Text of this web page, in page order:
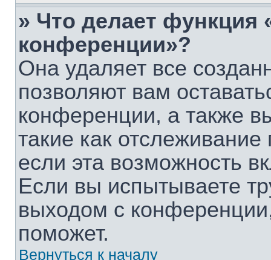
» Что делает функция
конференции»?
Она удаляет все
позволяют вам
конференции, а также
такие как
если эта возможность
Если вы испытываете
выходом с
поможет.
Вернуться к началу